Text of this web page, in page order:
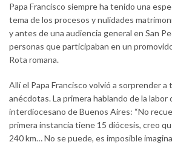
Papa Francisco siempre ha tenido una
tema de los procesos y nulidades
y antes de una audiencia general en San
personas que participaban en un
Rota romana.
Allí el Papa Francisco volvió a sorprender a
anécdotas. La primera hablando de la labor
interdiocesano de Buenos Aires: “No
primera instancia tiene 15 diócesis, creo
240 km… No se puede, es imposible